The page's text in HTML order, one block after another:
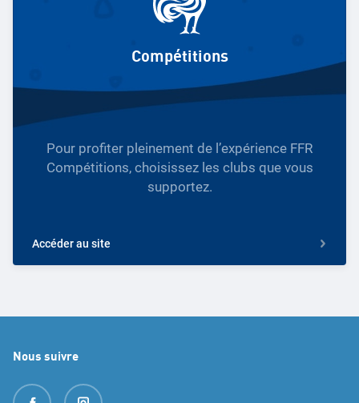
Compétitions
Pour profiter pleinement de l’expérience FFR
Compétitions, choisissez les clubs que vous
supportez.
Accéder au site
Nous suivre